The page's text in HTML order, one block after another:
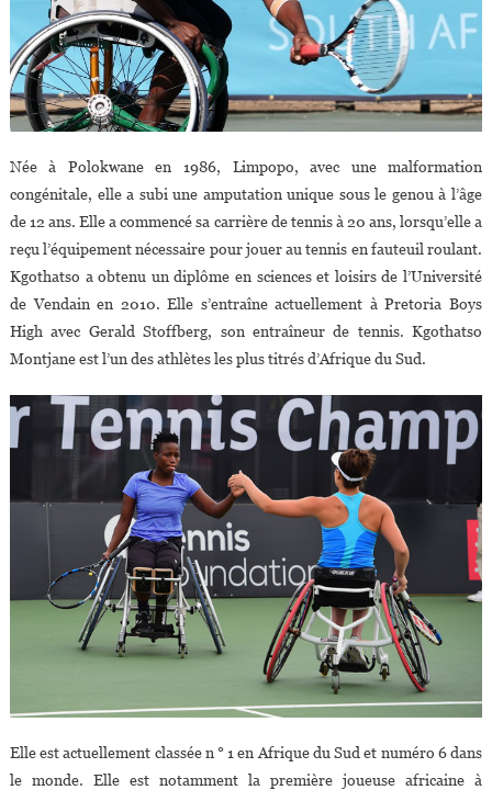
Née à Polokwane en 1986, Limpopo, avec une malformation
congénitale, elle a subi une amputation unique sous le genou à l’âge
de 12 ans. Elle a commencé sa carrière de tennis à 20 ans, lorsqu’elle a
reçu l’équipement nécessaire pour jouer au tennis en fauteuil roulant.
Kgothatso a obtenu un diplôme en sciences et loisirs de l’Université
de Vendain en 2010. Elle s’entraîne actuellement à Pretoria Boys
High avec Gerald Stoffberg, son entraîneur de tennis. Kgothatso
Montjane est l’un des athlètes les plus titrés d’Afrique du Sud.
Elle est actuellement classée n ° 1 en Afrique du Sud et numéro 6 dans
le monde. Elle est notamment la première joueuse africaine à